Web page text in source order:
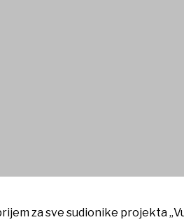
za sve sudionike projekta